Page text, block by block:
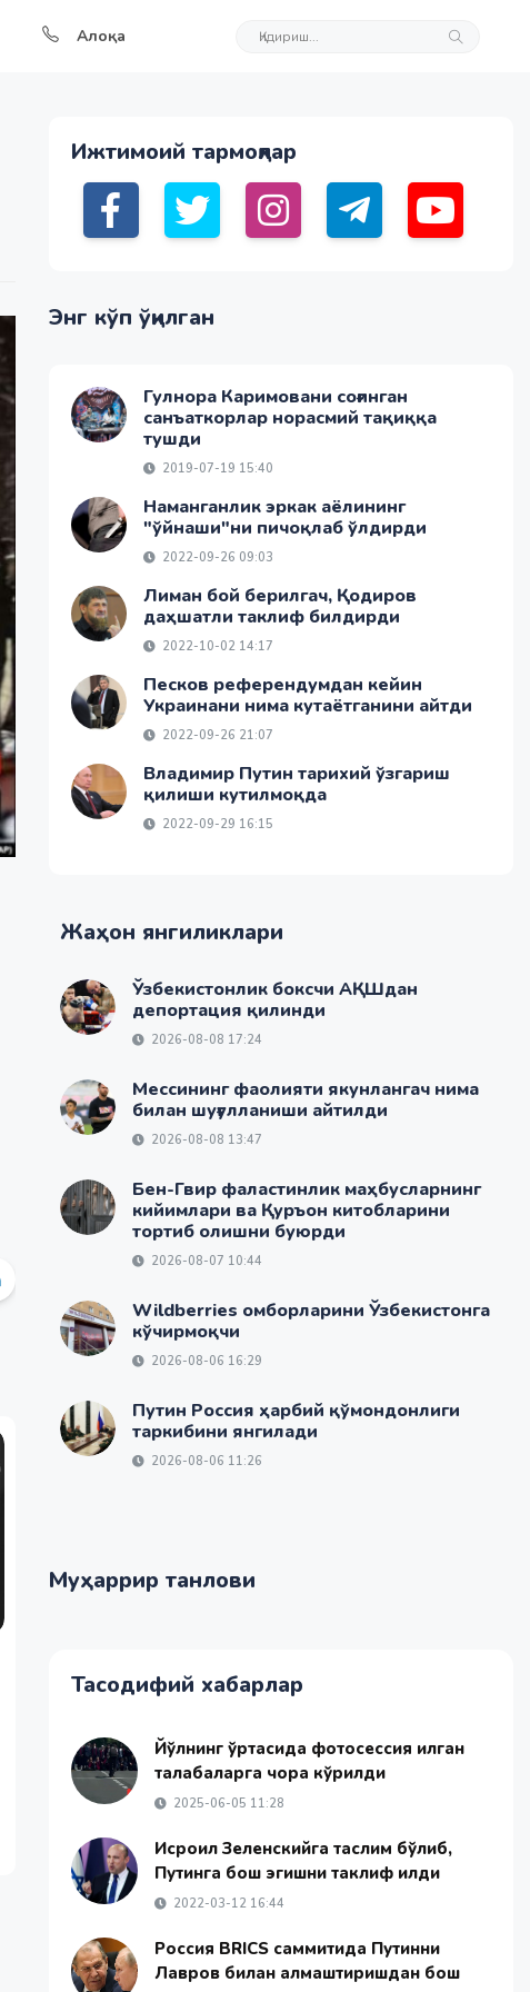
Алоқа
Ижтимоий тармоқлар
Энг кўп ўқилган
Гулнора Каримовани соғинган
санъаткорлар норасмий тақиққа
тушди
2019-07-19 15:40
Наманганлик эркак аёлининг
"ўйнаши"ни пичоқлаб ўлдирди
2022-09-26 09:03
Лиман бой берилгач, Қодиров
даҳшатли таклиф билдирди
2022-10-02 14:17
Песков референдумдан кейин
Украинани нима кутаётганини айтди
2022-09-26 21:07
Владимир Путин тарихий ўзгариш
қилиши кутилмоқда
2022-09-29 16:15
Жаҳон янгиликлари
Ўзбекистонлик боксчи АҚШдан
депортация қилинди
2026-08-08 17:24
Мессининг фаолияти якунлангач нима
билан шуғулланиши айтилди
2026-08-08 13:47
Бен-Гвир фаластинлик маҳбусларнинг
кийимлари ва Қуръон китобларини
тортиб олишни буюрди
2026-08-07 10:44
Wildberries омборларини Ўзбекистонга
кўчирмоқчи
2026-08-06 16:29
Путин Россия ҳарбий қўмондонлиги
таркибини янгилади
2026-08-06 11:26
Муҳаррир танлови
Тасодифий хабарлар
Йўлнинг ўртасида фотосессия қилган
талабаларга чора кўрилди
2025-06-05 11:28
Исроил Зеленскийга таслим бўлиб,
Путинга бош эгишни таклиф қилди
2022-03-12 16:44
Россия BRICS саммитида Путинни
Лавров билан алмаштиришдан бош